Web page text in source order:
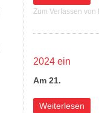
Zum Verfassen
2024 ein
Am 21.
Weiterlesen
über „Weil wir